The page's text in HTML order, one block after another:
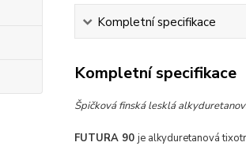
Kompletní specifikace
Kompletní specifikace
Špičková finská lesklá
FUTURA 90 je alkyduretanová